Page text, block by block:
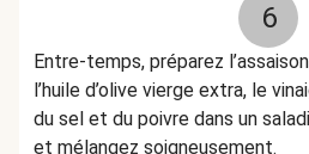
6
Entre-temps, préparez
l’huile d’olive vierge extra, le
du sel et du poivre dans un
et mélangez soigneusement.